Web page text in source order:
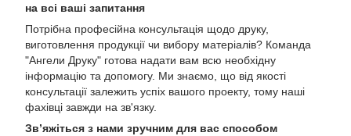
на всі ваші запитання
Потрібна професійна консультація щодо друку,
виготовлення продукції чи вибору матеріалів? Команда
"Ангели Друку" готова надати вам всю необхідну
інформацію та допомогу. Ми знаємо, що від якості
консультації залежить успіх вашого проекту, тому наші
фахівці завжди на зв'язку.
Зв’яжіться з нами зручним для вас способом